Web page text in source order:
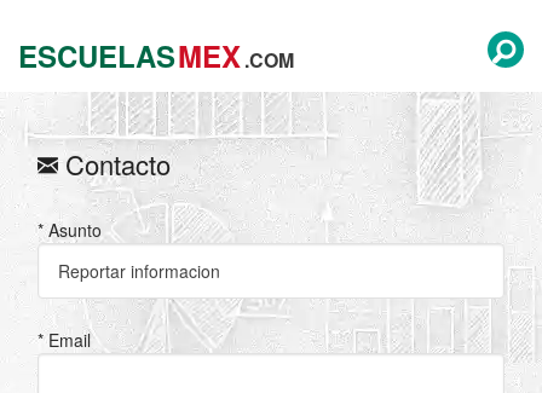
ESCUELASMEX.COM
Contacto
* Asunto
* Email